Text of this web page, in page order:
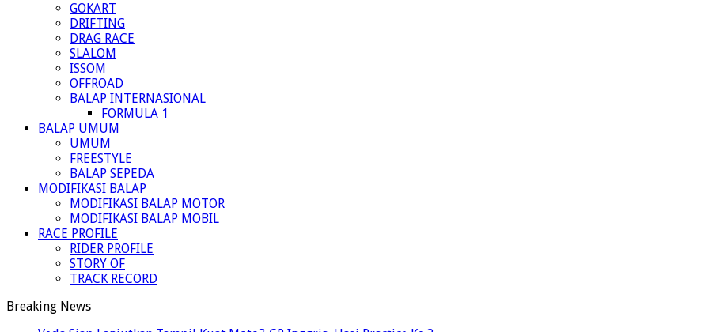
GOKART
DRIFTING
DRAG RACE
SLALOM
ISSOM
OFFROAD
BALAP INTERNASIONAL
FORMULA 1
BALAP UMUM
UMUM
FREESTYLE
BALAP SEPEDA
MODIFIKASI BALAP
MODIFIKASI BALAP MOTOR
MODIFIKASI BALAP MOBIL
RACE PROFILE
RIDER PROFILE
STORY OF
TRACK RECORD
Breaking News